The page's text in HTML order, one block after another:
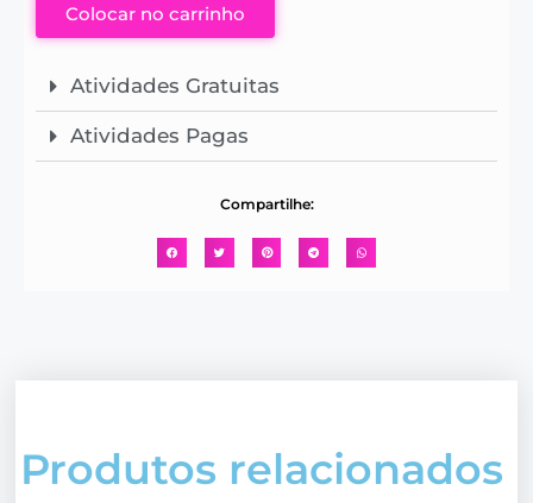
Colocar no carrinho
Atividades Gratuitas
Atividades Pagas
Compartilhe:
Produtos relacionados